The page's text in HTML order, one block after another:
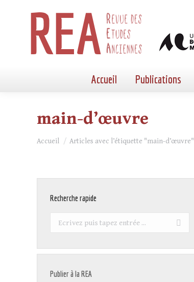
Accueil Publications
main-d’œuvre
Vous êtes ici :
Accueil Articles avec l’étiquette "main-d’œuvre"
Recherche rapide
Recherche
Publier à la REA